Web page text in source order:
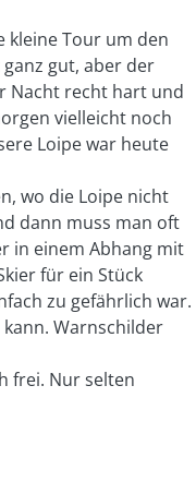
kleine Tour um den
gut, aber der
Nacht recht hart und
vielleicht noch
Loipe war heute
wo die Loipe nicht
dann muss man oft
in einem Abhang mit
für ein Stück
zu gefährlich war.
Warnschilder
frei. Nur selten